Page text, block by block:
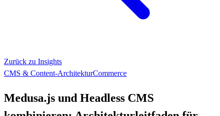
Zurück zu Insights
CMS & Content-ArchitekturCommerce
Medusa.js und Headless CMS